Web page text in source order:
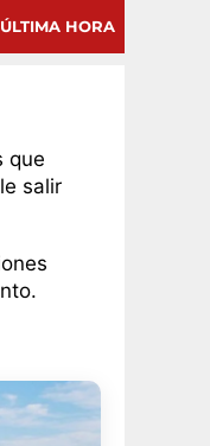
ÚLTIMA HORA
que
salir